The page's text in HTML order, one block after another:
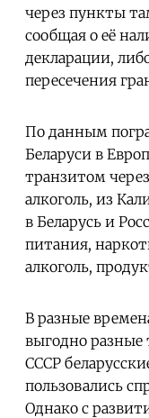
через пункты
сообщая о её
декларации,
пересечения
По данным
Беларуси в
транзитом
алкоголь, из
в Беларусь и
питания,
алкоголь,
В разные
выгодно разные
СССР
пользовались
Однако с